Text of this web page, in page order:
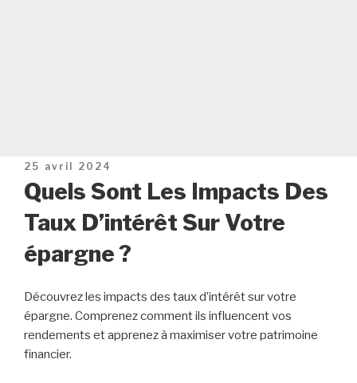
Publié
le
25 avril 2024
Quels Sont Les Impacts Des
Taux D’intérêt Sur Votre
épargne ?
Découvrez les impacts des taux d’intérêt sur votre
épargne. Comprenez comment ils influencent vos
rendements et apprenez à maximiser votre patrimoine
financier.